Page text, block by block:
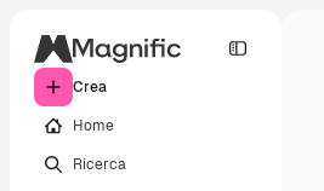
Crea
Home
Ricerca